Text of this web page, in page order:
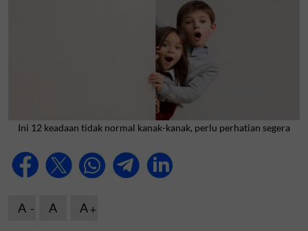
Ini 12 keadaan tidak normal kanak-kanak, perlu perhatian segera
A A
A